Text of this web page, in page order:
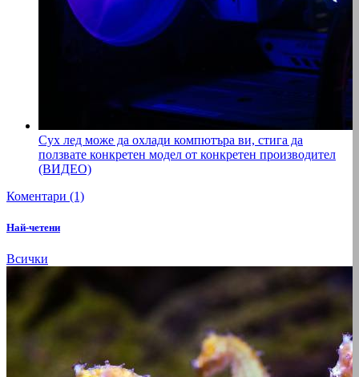
Сух лед може да охлади компютъра ви, стига да
ползвате конкретен модел от конкретен производител
(ВИДЕО)
Коментари (1)
Най-четени
Всички